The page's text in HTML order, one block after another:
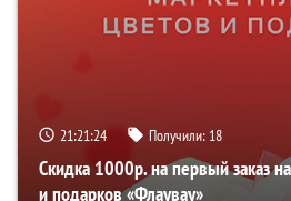
21:21:23 Получили: 18
Скидка 1000р. на первый заказ
и подарков «Флаувау»